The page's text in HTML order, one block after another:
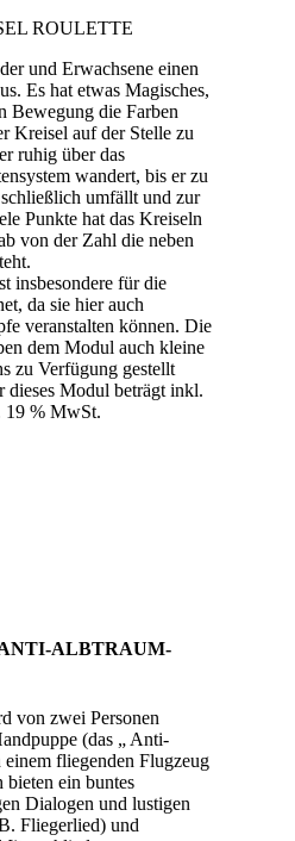
ROULETTE
und Erwachsene einen
Es hat etwas Magisches,
Bewegung die Farben
Kreisel auf der Stelle zu
ruhig über das
wandert, bis er zu
umfällt und zur
Punkte hat das Kreiseln
von der Zahl die neben
insbesondere für die
da sie hier auch
veranstalten können. Die
dem Modul auch kleine
zu Verfügung gestellt
dieses Modul beträgt inkl.
19 % MwSt.
ALBTRAUM-
von zwei Personen
(das „ Anti-
fliegenden Flugzeug
bieten ein buntes
Dialogen und lustigen
Fliegerlied) und